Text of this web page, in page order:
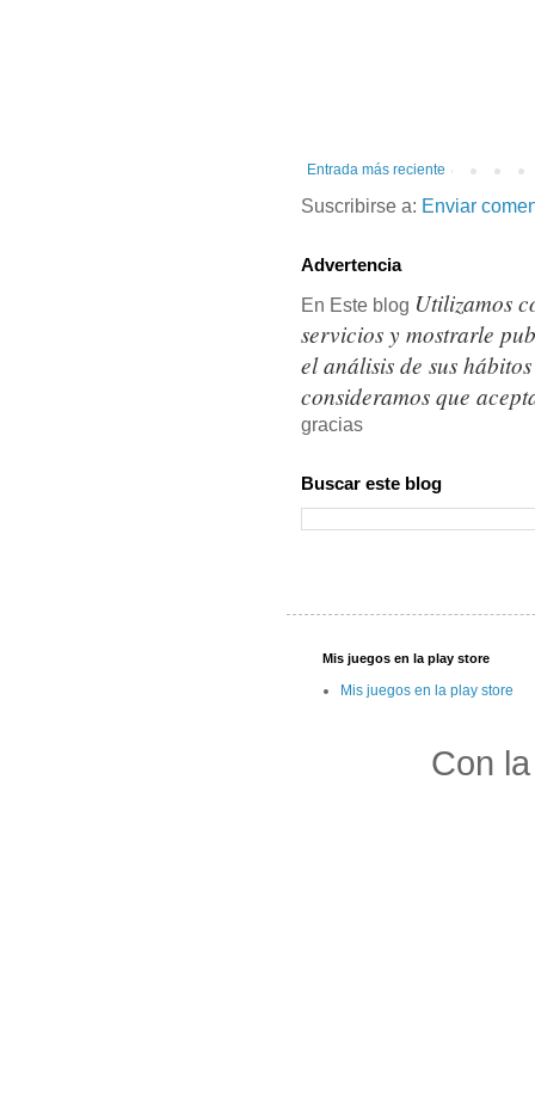
Entrada más reciente
Suscribirse a: Enviar
Advertencia
En Este blog Utilizamos
servicios y mostrarle
el análisis de sus
consideramos que
gracias
Buscar este blog
Mis juegos en la play store
Mis juegos en la play store
Con